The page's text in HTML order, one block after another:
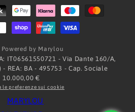
Metodi
di
pagamento
Powered by Marylou
IT06561550721 - Via Dante 160/A,
REA: BA - 495753 - Cap. Sociale
10.000,00 €
le preferenze sui cookie